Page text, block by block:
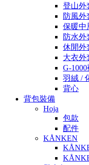
登山外
防風外
保暖中
防水外
休閒外
大衣外
G-
羽絨 /
背心
背包裝備
Hoja
包款
配件
KÅNKEN